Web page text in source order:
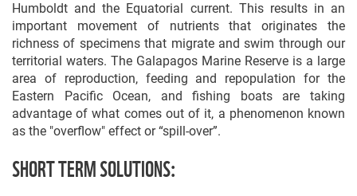
Humboldt and the Equatorial current. This results in an
important movement of nutrients that originates the
richness of specimens that migrate and swim through our
territorial waters. The Galapagos Marine Reserve is a large
area of reproduction, feeding and repopulation for the
Eastern Pacific Ocean, and fishing boats are taking
advantage of what comes out of it, a phenomenon known
as the "overflow" effect or “spill-over”.
SHORT TERM SOLUTIONS: